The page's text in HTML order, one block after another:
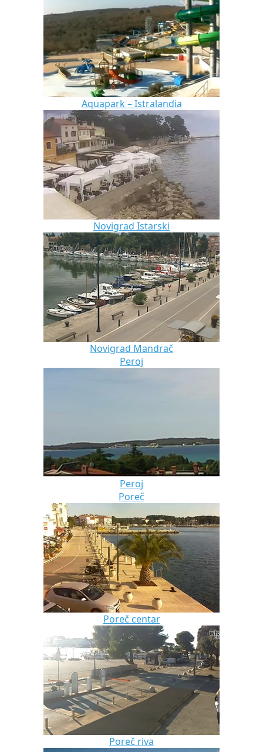
Aquapark – Istralandia
Novigrad Istarski
Novigrad Mandrač
Peroj
Peroj
Poreč
Poreč centar
Poreč riva